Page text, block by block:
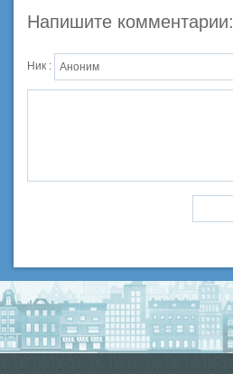
Напишите комментарии:
Ник :